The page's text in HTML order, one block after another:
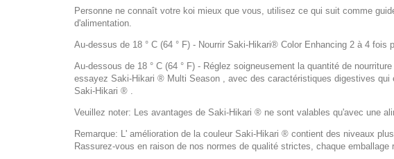
Personne ne connaît votre koi mieux que vous, utilisez ce qui suit comme
d'alimentation.
Au-dessus de 18 ° C (64 ° F) - Nourrir Saki-Hikari® Color Enhancing 2 à 4 fois
Au-dessous de 18 ° C (64 ° F) - Réglez soigneusement la quantité de
essayez Saki-Hikari ® Multi Season , avec des caractéristiques digestives qui
Saki-Hikari ® .
Veuillez noter: Les avantages de Saki-Hikari ® ne sont valables qu'avec une
Remarque: L' amélioration de la couleur Saki-Hikari ® contient des niveaux
Rassurez-vous en raison de nos normes de qualité strictes, chaque